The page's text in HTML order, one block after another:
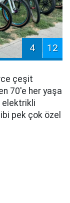
4 12
çeşit
70'e her yaşa
elektrikli
pek çok özel